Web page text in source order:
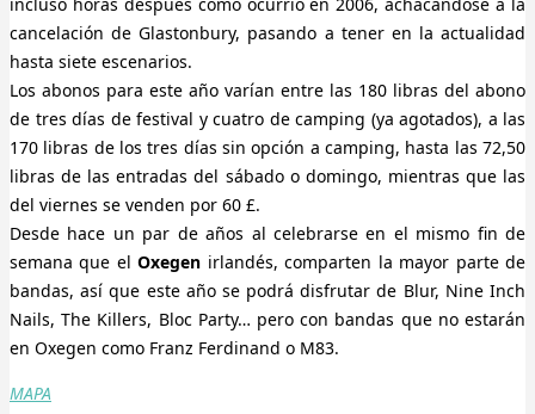
cancelación de Glastonbury, pasando a tener en la actualidad
hasta siete escenarios.
Los abonos para este año varían entre las 180 libras del abono
de tres días de festival y cuatro de camping (ya agotados), a las
170 libras de los tres días sin opción a camping, hasta las 72,50
libras de las entradas del sábado o domingo, mientras que las
del viernes se venden por 60 £.
Desde hace un par de años al celebrarse en el mismo fin de
semana que elOxegen irlandés, comparten la mayor parte de
bandas, así que este año se podrá disfrutar de Blur, Nine Inch
Nails, The Killers, Bloc Party… pero con bandas que no estarán
en Oxegen como Franz Ferdinand o M83.
MAPA